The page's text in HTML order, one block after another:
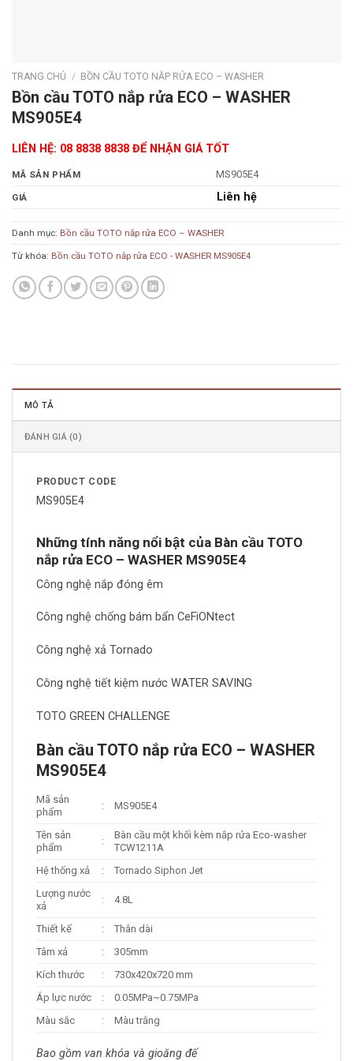
TRANG CHỦ / BỒN CẦU TOTO NẮP RỬA ECO – WASHER
Bồn cầu TOTO nắp rửa ECO – WASHER
MS905E4
LIÊN HỆ: 08 8838 8838 ĐỂ NHẬN GIÁ TỐT
MÃ SẢN PHẨM MS905E4
GIÁ Liên hệ
Danh mục: Bồn cầu TOTO nắp rửa ECO – WASHER
Từ khóa: Bồn cầu TOTO nắp rửa ECO - WASHER MS905E4
MÔ TẢ
ĐÁNH GIÁ (0)
PRODUCT CODE
MS905E4
Những tính năng nổi bật của Bàn cầu TOTO
nắp rửa ECO – WASHER MS905E4
Công nghệ nắp đóng êm
Công nghệ chống bám bẩn CeFiONtect
Công nghệ xả Tornado
Công nghệ tiết kiệm nước WATER SAVING
TOTO GREEN CHALLENGE
Bàn cầu TOTO nắp rửa ECO – WASHER
MS905E4
Mã sản
phẩm
: MS905E4
Tên sản
phẩm
:
Bàn cầu một khối kèm nắp rửa Eco-washer
TCW1211A
Hệ thống xả
:
Tornado Siphon Jet
Lượng nước
xả
: 4.8L
Thiết kế :
Thân dài
Tâm xả
:
305mm
Kích thước
:
730x420x720 mm
Áp lực nước
:
0.05MPa~0.75MPa
Màu sắc
: Màu trắng
Bao gồm van khóa và gioăng đế